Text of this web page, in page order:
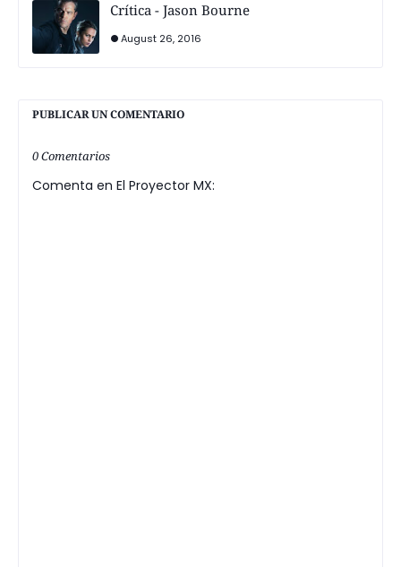
Crítica - Jason Bourne
August 26, 2016
PUBLICAR UN COMENTARIO
0 Comentarios
Comenta en El Proyector MX: